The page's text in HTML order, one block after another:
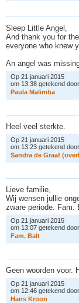
Sleep Little Angel,
And thank you for
everyone who knew
An angel was
Op 21 januari 2015
om 13:38 getekend
Paula Malimba
Heel veel sterkte.
Op 21 januari 2015
om 13:23 getekend
Sandra de Graaf (over
Lieve familie,
Wij wensen jullie
zware periode. Fam.
Op 21 januari 2015
om 13:07 getekend
Fam. Balt
Geen woorden voor.
Op 21 januari 2015
om 12:46 getekend
Hans Kroon